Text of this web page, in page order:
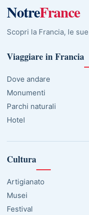
NotreFrance
Scopri la Francia, le
Viaggiare in Francia
Dove andare
Monumenti
Parchi naturali
Hotel
Cultura
Artigianato
Musei
Festival